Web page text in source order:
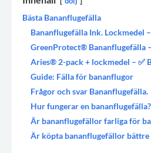
Bästa Bananflugefälla
Bananflugefälla Ink. Lockmedel
GreenProtect® Bananflugefälla
Aries® 2-pack + lockmedel – ✅
Guide: Fälla för bananflugor
Frågor och svar Bananflugefälla.
Hur fungerar en bananflugefälla?
Är bananflugefällor farliga för
Är köpta bananflugefällor bättre